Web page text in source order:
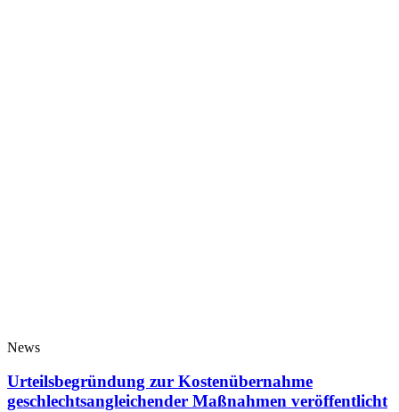
News
Urteilsbegründung zur Kostenübernahme
geschlechtsangleichender Maßnahmen veröffentlicht